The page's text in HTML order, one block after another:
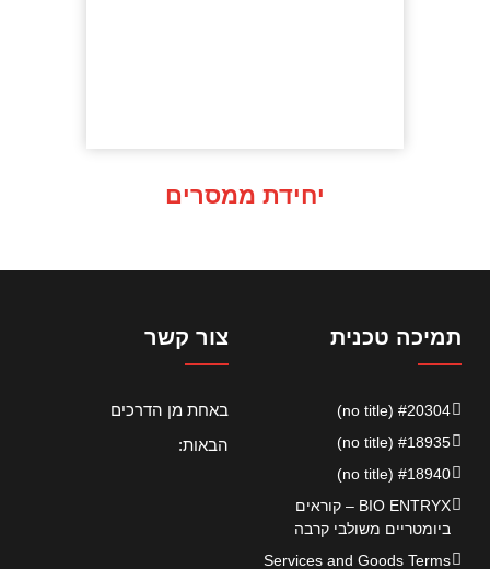
יחידת ממסרים
צור קשר
באחת מן הדרכים
הבאות:
תמיכה טכנית
#20304 (no title)
#18935 (no title)
#18940 (no title)
BIO ENTRYX – קוראים
ביומטריים משולבי קרבה
Services and Goods Terms